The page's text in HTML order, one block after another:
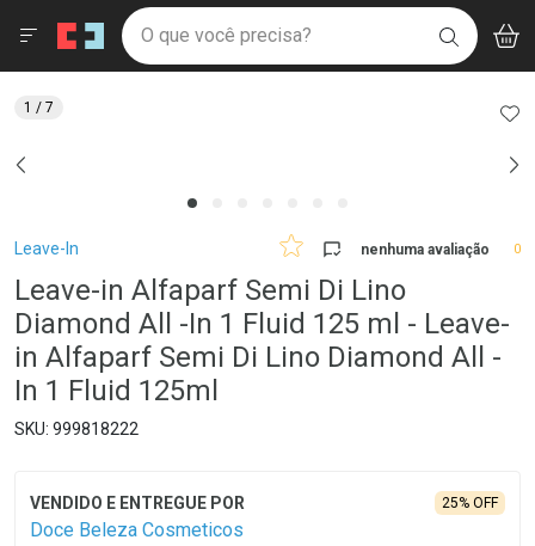
Drogaria São Paulo
Ir direto para a home
pela página
Ir direto para o conteúdo
Ir direto para a busca
Ir direto para a conta
Faça a sua busca
O que você precisa? BUSCAR
Menu
Breadcrumb
Leave-In nenhuma avaliação 0
Leave-in Alfaparf Semi Di Lino
Diamond All -In 1 Fluid 125 ml - Leave-
in Alfaparf Semi Di Lino Diamond All -
In 1 Fluid 125ml
999818222
Doce Beleza Cosmeticos
25% OFF
1 / 7